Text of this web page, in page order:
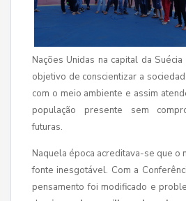
Nações Unidas na capital da
objetivo de conscientizar a
com o meio ambiente e assim
população presente sem
futuras.
Naquela época acreditava-se que o
fonte inesgotável. Com a
pensamento foi modificado e